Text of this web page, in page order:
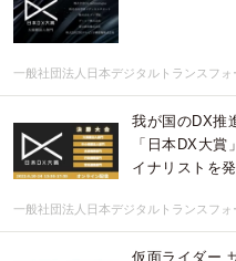
一般社団法人日本デジタルトランスフ
我が国のDX推
「日本DX大
イナリストを発
一般社団法人日本デジタルトランスフ
仮面ライダー